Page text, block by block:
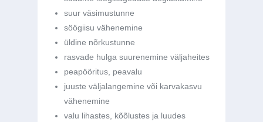
suur väsimustunne
söögiisu vähenemine
üldine nõrkustunne
rasvade hulga suurenemine väljaheites
peapööritus, peavalu
juuste väljalangemine või karvakasvu
vähenemine
valu lihastes, kõõlustes ja luudes